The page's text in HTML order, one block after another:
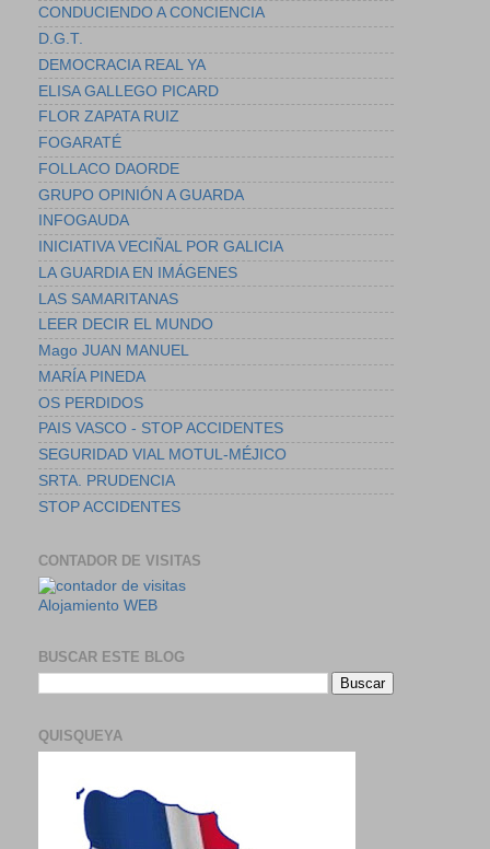
CONDUCIENDO A CONCIENCIA
D.G.T.
DEMOCRACIA REAL YA
ELISA GALLEGO PICARD
FLOR ZAPATA RUIZ
FOGARATÉ
FOLLACO DAORDE
GRUPO OPINIÓN A GUARDA
INFOGAUDA
INICIATIVA VECIÑAL POR GALICIA
LA GUARDIA EN IMÁGENES
LAS SAMARITANAS
LEER DECIR EL MUNDO
Mago JUAN MANUEL
MARÍA PINEDA
OS PERDIDOS
PAIS VASCO - STOP ACCIDENTES
SEGURIDAD VIAL MOTUL-MÉJICO
SRTA. PRUDENCIA
STOP ACCIDENTES
CONTADOR DE VISITAS
Alojamiento WEB
BUSCAR ESTE BLOG
QUISQUEYA